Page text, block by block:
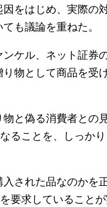
をはじめ、実際の
も議論を重ねた。
ケル、ネット証券
物として商品を受
と偽る消費者との
ることを、しっか
された品なのかを
要求していること